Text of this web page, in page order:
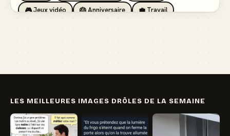
🎮 Jeux vidéo
🎂 Anniversaire
💼 Travail
LES MEILLEURES IMAGES DRÔLES DE LA SEMAINE